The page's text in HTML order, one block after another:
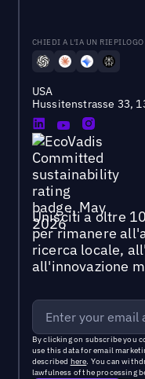
CHIEDI A L'IA UN
USA
Hussitenstrasse 33,
Unisciti a oltre
per rimanere
ricerca locale,
all'innovazione
By clicking on subscribe you
use this data for email
described here. You can
lawfulness of the processing